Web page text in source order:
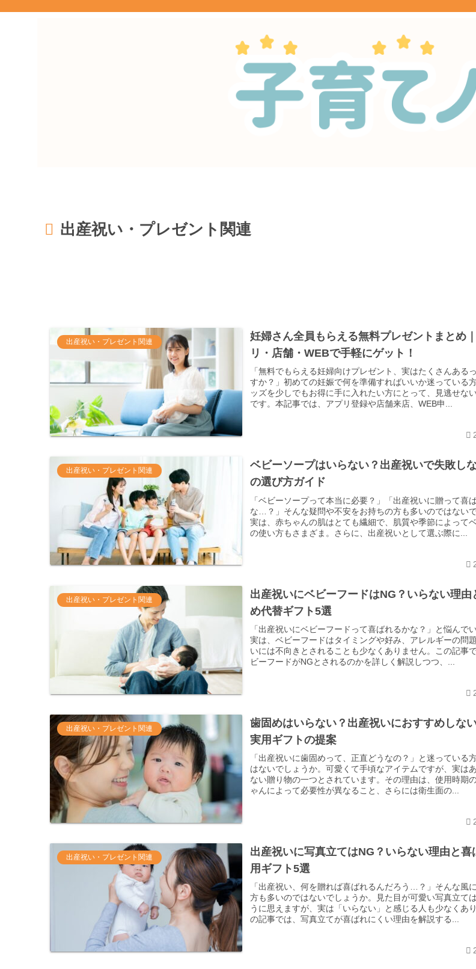
出産祝い・プレゼント関連
出産祝い・プレゼント関連
妊婦さん全員もらえる無料プレゼントまとめ
リ・店舗・WEBで手軽にゲット！
「無料でもらえる妊婦向けプレゼント、実はたくさんある
すか？」初めての妊娠で何を準備すればいいか迷っている
ッズを少しでもお得に手に入れたい方にとって、見逃せな
です。本記事では、アプリ登録や店舗来店、WEB申...
出産祝い・プレゼント関連
ベビーソープはいらない？出産祝いで失敗し
の選び方ガイド
「ベビーソープって本当に必要？」「出産祝いに贈って喜
な…？」そんな疑問や不安をお持ちの方も多いのではないで
実は、赤ちゃんの肌はとても繊細で、肌質や季節によって
の使い方もさまざま。さらに、出産祝いとして選ぶ際に...
出産祝い・プレゼント関連
出産祝いにベビーフードはNG？いらない理由
め代替ギフト5選
「出産祝いにベビーフードって喜ばれるかな？」と悩んで
実は、ベビーフードはタイミングや好み、アレルギーの問
いには不向きとされることも少なくありません。この記事
ビーフードがNGとされるのかを詳しく解説しつつ、...
出産祝い・プレゼント関連
歯固めはいらない？出産祝いにおすすめしな
実用ギフトの提案
「出産祝いに歯固めって、正直どうなの？」と迷っている
はないでしょうか。可愛くて手頃なアイテムですが、実は
ない贈り物の一つとされています。その理由は、使用時期
ゃんによって必要性が異なること、さらには衛生面の...
出産祝い・プレゼント関連
出産祝いに写真立てはNG？いらない理由と喜
用ギフト5選
「出産祝い、何を贈れば喜ばれるんだろう…？」そんな風
方も多いのではないでしょうか。見た目が可愛い写真立て
うに思えますが、実は「いらない」と感じる人も少なくあ
の記事では、写真立てが喜ばれにくい理由を解説する...